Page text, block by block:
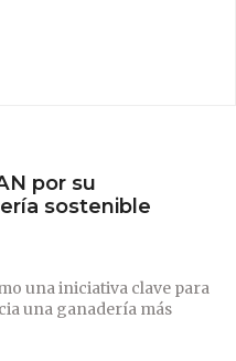
por su
sostenible
una iniciativa clave para
una ganadería más